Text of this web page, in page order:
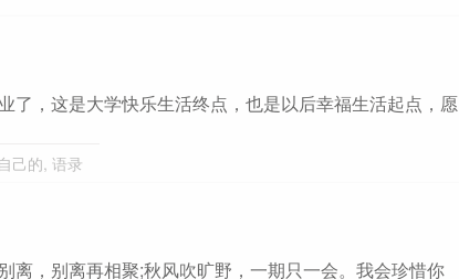
了，这是大学快乐生活终点，也是以后幸福生活起点，愿
自己的, 语录
离，别离再相聚;秋风吹旷野，一期只一会。我会珍惜你